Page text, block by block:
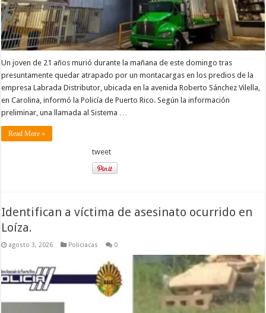
Un joven de 21 años murió durante la mañana de este domingo tras
presuntamente quedar atrapado por un montacargas en los predios de la
empresa Labrada Distributor, ubicada en la avenida Roberto Sánchez Vilella,
en Carolina, informó la Policía de Puerto Rico. Según la información
preliminar, una llamada al Sistema …
Read More »
tweet
Identifican a víctima de asesinato ocurrido en
Loíza.
agosto 3, 2026 Policiacas 0